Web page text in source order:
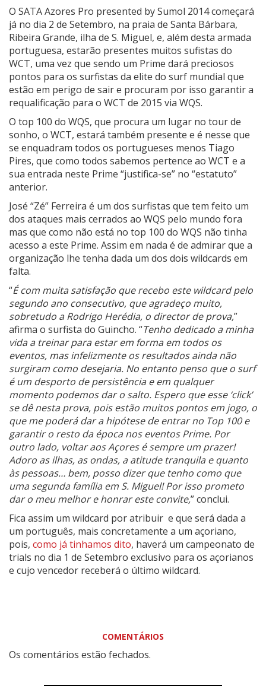
O SATA Azores Pro presented by Sumol 2014 começará
já no dia 2 de Setembro, na praia de Santa Bárbara,
Ribeira Grande, ilha de S. Miguel, e, além desta armada
portuguesa, estarão presentes muitos sufistas do
WCT, uma vez que sendo um Prime dará preciosos
pontos para os surfistas da elite do surf mundial que
estão em perigo de sair e procuram por isso garantir a
requalificação para o WCT de 2015 via WQS.
O top 100 do WQS, que procura um lugar no tour de
sonho, o WCT, estará também presente e é nesse que
se enquadram todos os portugueses menos Tiago
Pires, que como todos sabemos pertence ao WCT e a
sua entrada neste Prime “justifica-se” no “estatuto”
anterior.
José “Zé” Ferreira é um dos surfistas que tem feito um
dos ataques mais cerrados ao WQS pelo mundo fora
mas que como não está no top 100 do WQS não tinha
acesso a este Prime. Assim em nada é de admirar que a
organização lhe tenha dada um dos dois wildcards em
falta.
“É com muita satisfação que recebo este wildcard pelo
segundo ano consecutivo, que agradeço muito,
sobretudo a Rodrigo Herédia, o director de prova,”
afirma o surfista do Guincho. “Tenho dedicado a minha
vida a treinar para estar em forma em todos os
eventos, mas infelizmente os resultados ainda não
surgiram como desejaria. No entanto penso que o surf
é um desporto de persistência e em qualquer
momento podemos dar o salto. Espero que esse ‘click’
se dê nesta prova, pois estão muitos pontos em jogo, o
que me poderá dar a hipótese de entrar no Top 100 e
garantir o resto da época nos eventos Prime. Por
outro lado, voltar aos Açores é sempre um prazer!
Adoro as ilhas, as ondas, a atitude tranquila e quanto
às pessoas… bem, posso dizer que tenho como que
uma segunda família em S. Miguel! Por isso prometo
dar o meu melhor e honrar este convite,” conclui.
Fica assim um wildcard por atribuir e que será dada a
um português, mais concretamente a um açoriano,
pois, como já tinhamos dito, haverá um campeonato de
trials no dia 1 de Setembro exclusivo para os açorianos
e cujo vencedor receberá o último wildcard.
COMENTÁRIOS
Os comentários estão fechados.